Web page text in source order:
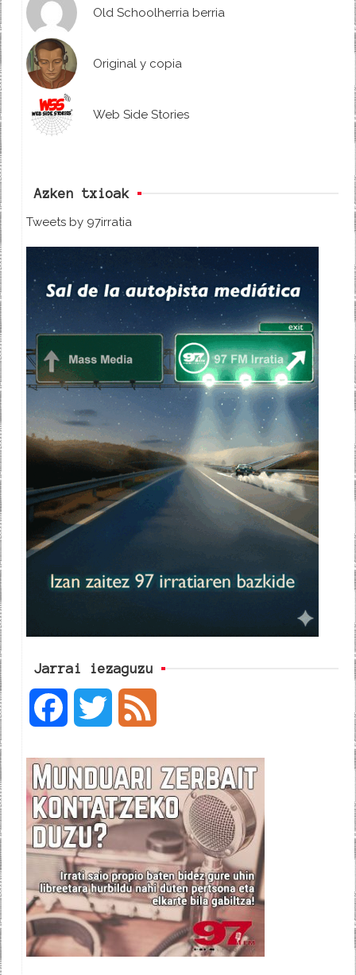
Old Schoolherria berria
Original y copia
Web Side Stories
Azken txioak
Tweets by 97irratia
Jarrai iezaguzu
c
e
b
o
o
i
t
t
e
e
d